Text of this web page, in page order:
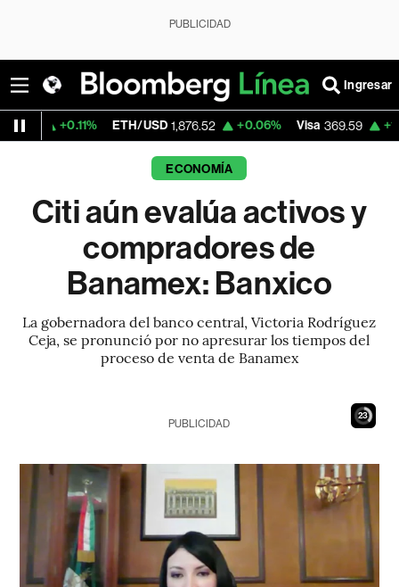
PUBLICIDAD
Ingresar
ETH/USD 1,876.52 +0.06% Visa 369.59 +1.07%
ECONOMÍA
Citi aún evalúa activos y
compradores de
Banamex: Banxico
La gobernadora del banco central, Victoria Rodríguez
Ceja, se pronunció por no apresurar los tiempos del
proceso de venta de Banamex
22
PUBLICIDAD